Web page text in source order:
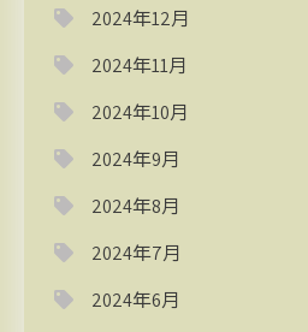
2024年12月
2024年11月
2024年10月
2024年9月
2024年8月
2024年7月
2024年6月